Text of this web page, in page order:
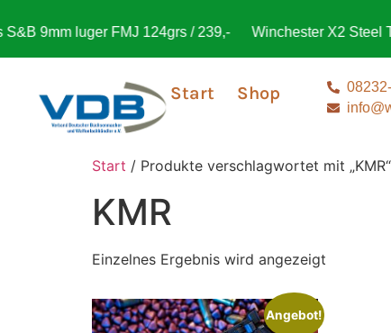
9mm luger FMJ 124grs / 239,- Winchester X2 Steel
Start Shop
Start / Produkte verschlagwortet mit „KMR“
KMR
Einzelnes Ergebnis wird angezeigt
Angebot!